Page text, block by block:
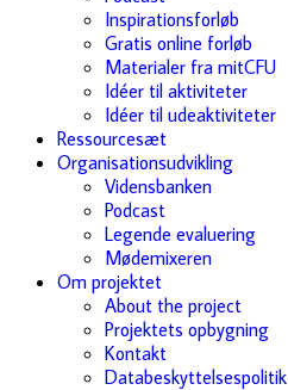
Inspirationsforløb
Gratis online forløb
Materialer fra mitCFU
Idéer til aktiviteter
Idéer til udeaktiviteter
Ressourcesæt
Organisationsudvikling
Vidensbanken
Podcast
Legende evaluering
Mødemixeren
Om projektet
About the project
Projektets opbygning
Kontakt
Databeskyttelsespolitik